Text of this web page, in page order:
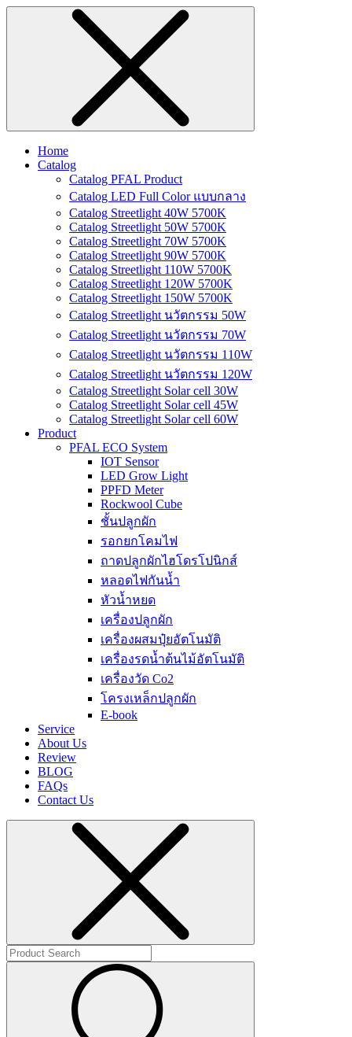
Home
Catalog
Catalog PFAL Product
Catalog LED Full Color แบบกลาง
Catalog Streetlight 40W 5700K
Catalog Streetlight 50W 5700K
Catalog Streetlight 70W 5700K
Catalog Streetlight 90W 5700K
Catalog Streetlight 110W 5700K
Catalog Streetlight 120W 5700K
Catalog Streetlight 150W 5700K
Catalog Streetlight นวัตกรรม 50W
Catalog Streetlight นวัตกรรม 70W
Catalog Streetlight นวัตกรรม 110W
Catalog Streetlight นวัตกรรม 120W
Catalog Streetlight Solar cell 30W
Catalog Streetlight Solar cell 45W
Catalog Streetlight Solar cell 60W
Product
PFAL ECO System
IOT Sensor
LED Grow Light
PPFD Meter
Rockwool Cube
ชั้นปลูกผัก
รอกยกโคมไฟ
ถาดปลูกผักไฮโดรโปนิกส์
หลอดไฟกันน้ำ
หัวน้ำหยด
เครื่องปลูกผัก
เครื่องผสมปุ๋ยอัตโนมัติ
เครื่องรดน้ำต้นไม้อัตโนมัติ
เครื่องวัด Co2
โครงเหล็กปลูกผัก
E-book
Service
About Us
Review
BLOG
FAQs
Contact Us